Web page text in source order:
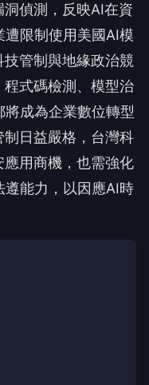
偵測，反映AI在資
限制使用美國AI模
管制與地緣政治競
式碼檢測、模型治
成為企業數位轉型
日益嚴格，台灣科
用商機，也需強化
遵能力，以因應AI時